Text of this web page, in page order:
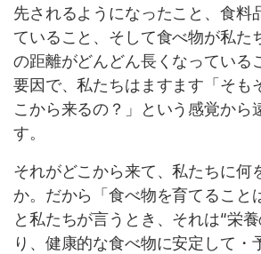
先されるようになったこと、食料
ていること、そして食べ物が私た
の距離がどんどん長くなっている
要因で、私たちはますます「そも
こから来るの？」という感覚から
す。
それがどこから来て、私たちに何
か。だから「食べ物を育てること
と私たちが言うとき、それは“栄
り、健康的な食べ物に安定して・